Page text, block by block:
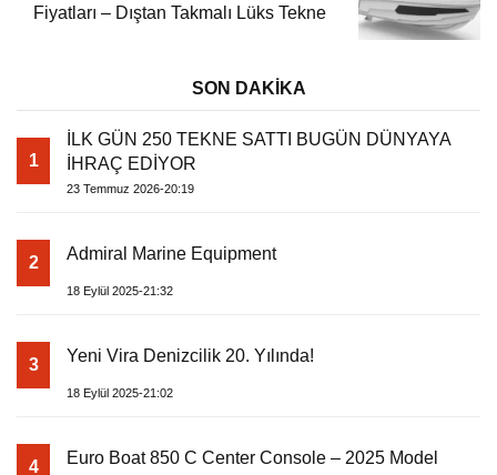
Fiyatları – Dıştan Takmalı Lüks Tekne
SON DAKİKA
1
İLK GÜN 250 TEKNE SATTI BUGÜN DÜNYAYA
İHRAÇ EDİYOR
23 Temmuz 2026-20:19
2 Admiral Marine Equipment
18 Eylül 2025-21:32
3 Yeni Vira Denizcilik 20. Yılında!
18 Eylül 2025-21:02
4 Euro Boat 850 C Center Console – 2025 Model